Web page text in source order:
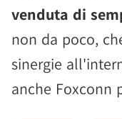
venduta di
non da poco,
sinergie
anche Foxconn